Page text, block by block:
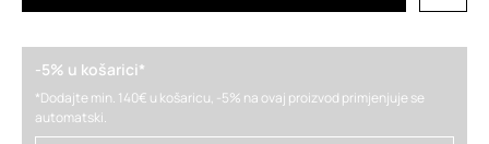
-5% u košarici*
*Dodajte min. 140€ u košaricu, -5% na ovaj proizvod primjenjuje se
automatski.